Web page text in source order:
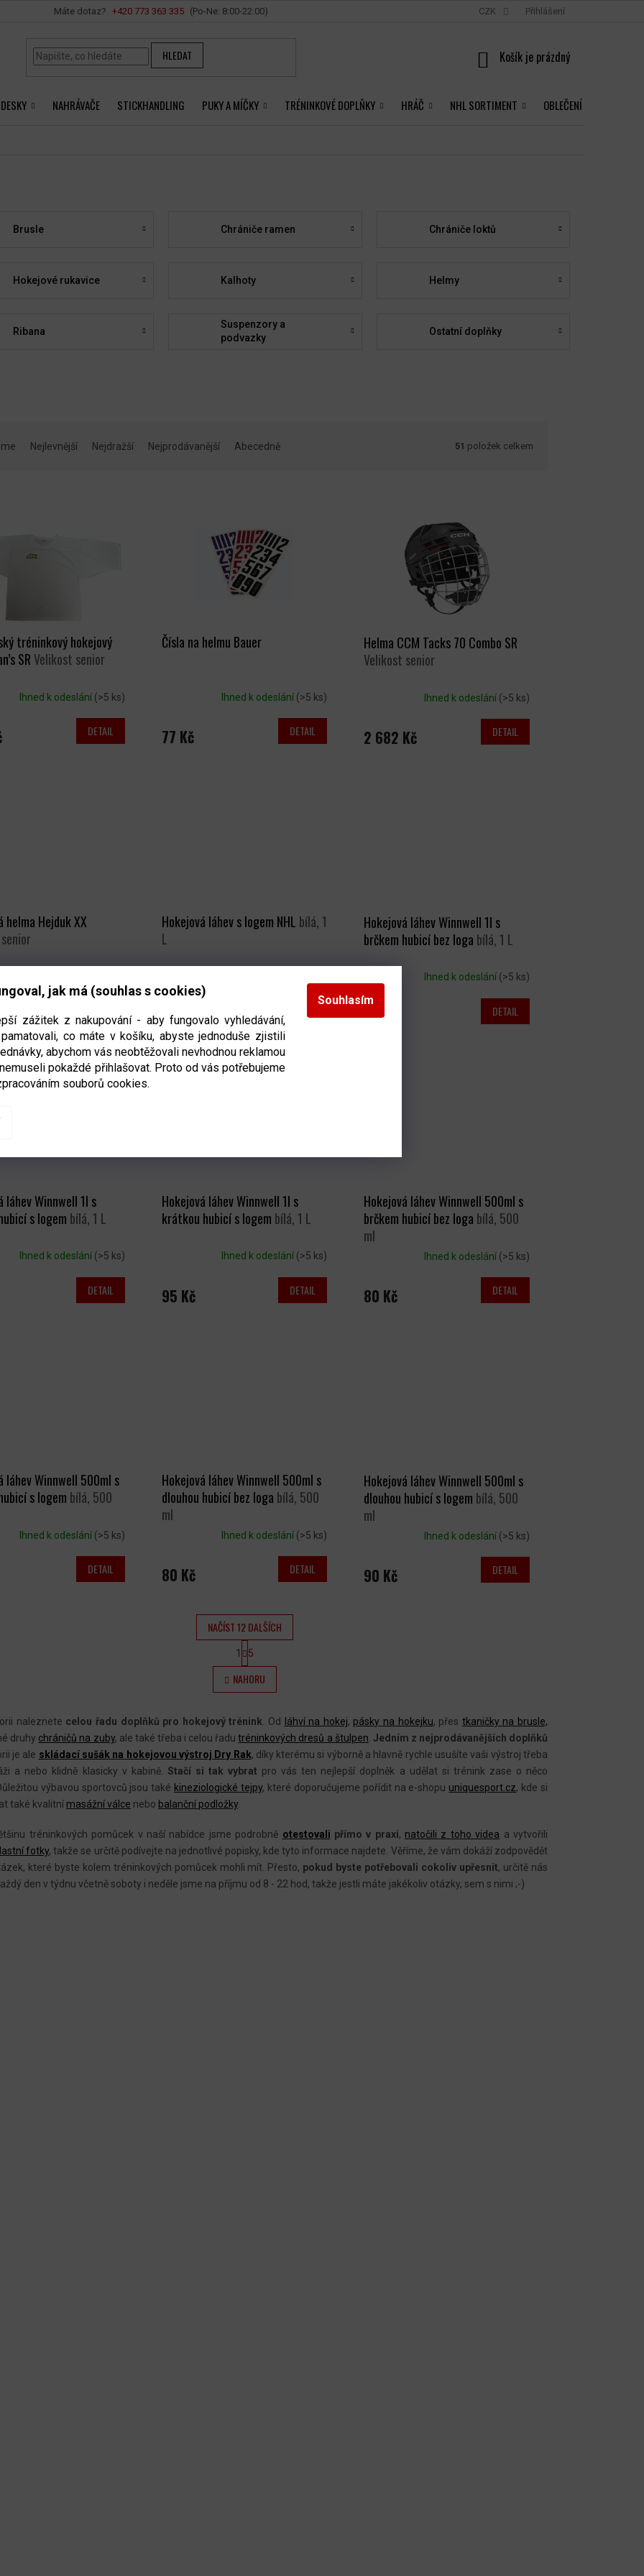
jak má (souhlas s cookies)
zážitek z nakupování - aby fungovalo vyhledávání,
co máte v košíku, abyste jednoduše zjistili
abychom vás neobtěžovali nevhodnou reklamou
pokaždé přihlašovat. Proto od vás potřebujeme
souborů cookies.
Souhlasím
+420 ‭773 363 335
Vše o nákupu CZK Přihlášení
HLEDAT
NÁKUPNÍ
NAHRÁVAČE STICKHANDLING PUKY A MÍČKY TRÉNINKOVÉ DOPLŇKY HRÁČ NHL SORTIMENT OBLEČENÍ
Brusle Chrániče ramen Chrániče loktů
Hokejové rukavice Kalhoty Helmy
Ribana
Suspenzory a
podvazky
Ostatní doplňky
Nejlevnější Nejdražší Nejprodávanější Abecedně 51 položek celkem
tréninkový hokejový
SR Velikost senior
Ihned k odeslání (>5 ks)
DETAIL
Čísla na helmu Bauer
Ihned k odeslání (>5 ks)
77 Kč DETAIL
Helma CCM Tacks 70 Combo SR
Velikost senior
Ihned k odeslání (>5 ks)
2 682 Kč DETAIL
helma Hejduk XX
Hokejová láhev s logem NHL bílá, 1
L
390 Kč
Hokejová láhev Winnwell 1l s
brčkem hubicí bez loga bílá, 1 L
Ihned k odeslání (>5 ks)
95 Kč DETAIL
láhev Winnwell 1l s
s logem bílá, 1 L
Ihned k odeslání (>5 ks)
DETAIL
Hokejová láhev Winnwell 1l s
krátkou hubicí s logem bílá, 1 L
Ihned k odeslání (>5 ks)
95 Kč DETAIL
Hokejová láhev Winnwell 500ml s
brčkem hubicí bez loga bílá, 500
ml
Ihned k odeslání (>5 ks)
80 Kč DETAIL
láhev Winnwell 500ml s
s logem bílá, 500
Ihned k odeslání (>5 ks)
DETAIL
Hokejová láhev Winnwell 500ml s
dlouhou hubicí bez loga bílá, 500
ml
Ihned k odeslání (>5 ks)
80 Kč DETAIL
Hokejová láhev Winnwell 500ml s
dlouhou hubicí s logem bílá, 500
ml
Ihned k odeslání (>5 ks)
90 Kč DETAIL
O
V
Á
D
A
C
Í
R
V
K
Y
NAČÍST 12 DALŠÍCH
S
T
R
Á
N
O
V
Á
N
Í
1 5
NAHORU
naleznete celou řadu doplňků pro hokejový trénink . Od láhví na hokej, pásky na hokejku, přes tkaničky na brusle,
druhy chráničů na zuby, ale také třeba i celou řadutréninkových dresů a štulpen Jedním z nejprodávanějších doplňků
je ale skládací sušák na hokejovou výstroj Dry Rak, díky kterému si výborně a hlavně rychle usušíte vaši výstroj třeba
a nebo klidně klasicky v kabině. Stačí si tak vybrat pro vás ten nejlepší doplněk a udělat si trénink zase o něco
výbavou sportovců jsou také kineziologické tejpy, které doporučujeme pořídit na e-shopu uniquesport.cz, kde si
také kvalitní masážní válce nebo balanční podložky
tréninkových pomůcek v naší nabídce jsme podrobně otestovali přímo v praxi, natočili z toho videa a vytvořili
fotky, takže se určitě podívejte na jednotlivé popisky, kde tyto informace najdete. Věříme, že vám dokáží zodpovědět
které byste kolem tréninkových pomůcek mohli mít. Přesto, pokud byste potřebovali cokoliv upřesnit, určitě nás
den v týdnu včetně soboty i neděle jsme na příjmu od 8 - 22 hod, takže jestli máte jakékoliv otázky, sem s nimi ;-)